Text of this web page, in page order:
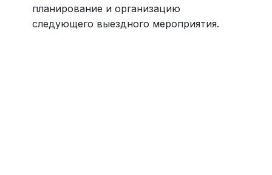
планирование и организацию
следующего выездного мероприятия.